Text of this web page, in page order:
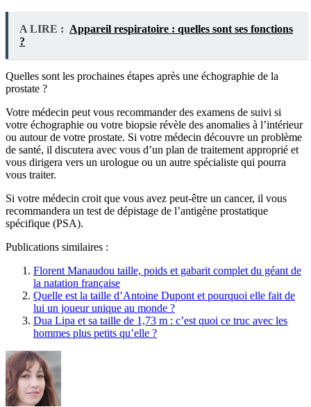
A LIRE : Appareil respiratoire : quelles sont ses fonctions
?
Quelles sont les prochaines étapes après une échographie de la
prostate ?
Votre médecin peut vous recommander des examens de suivi si
votre échographie ou votre biopsie révèle des anomalies à l’intérieur
ou autour de votre prostate. Si votre médecin découvre un problème
de santé, il discutera avec vous d’un plan de traitement approprié et
vous dirigera vers un urologue ou un autre spécialiste qui pourra
vous traiter.
Si votre médecin croit que vous avez peut-être un cancer, il vous
recommandera un test de dépistage de l’antigène prostatique
spécifique (PSA).
Publications similaires :
Florent Manaudou taille, poids et gabarit complet du géant de
la natation française
Quelle est la taille d’Antoine Dupont et pourquoi elle fait de
lui un joueur unique au monde ?
Dua Lipa et sa taille de 1,73 m : c’est quoi ce truc avec les
hommes plus petits qu’elle ?